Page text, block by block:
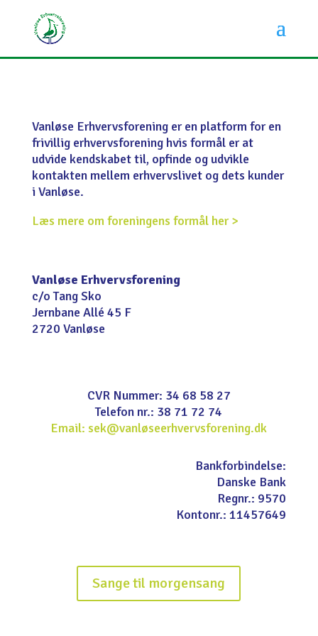
Vanløse Erhvervsforening er en platform for en
frivillig erhvervsforening hvis formål er at
udvide kendskabet til, opfinde og udvikle
kontakten mellem erhvervslivet og dets kunder
i Vanløse.
Læs mere om foreningens formål her >
Vanløse Erhvervsforening
c/o Tang Sko
Jernbane Allé 45 F
2720 Vanløse
CVR Nummer: 34 68 58 27
Telefon nr.: 38 71 72 74
Email: sek@vanløseerhvervsforening.dk
Bankforbindelse:
Danske Bank
Regnr.: 9570
Kontonr.: 11457649
Sange til morgensang